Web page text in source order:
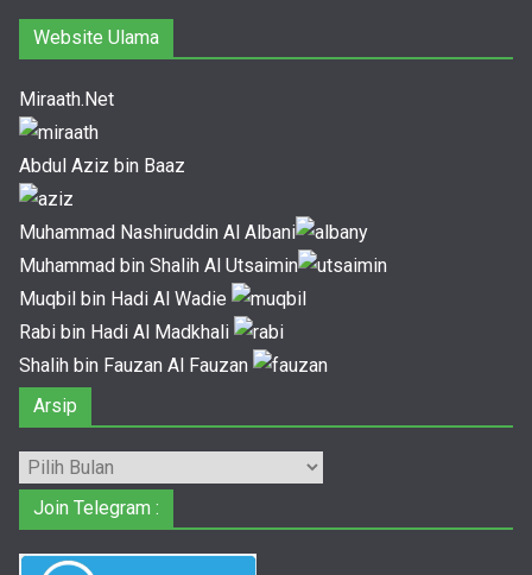
Website Ulama
Miraath.Net
Abdul Aziz bin Baaz
Muhammad Nashiruddin Al Albani
Muhammad bin Shalih Al Utsaimin
Muqbil bin Hadi Al Wadie
Rabi bin Hadi Al Madkhali
Shalih bin Fauzan Al Fauzan
Arsip
Arsip
Join Telegram :